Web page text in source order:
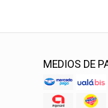
MEDIOS DE